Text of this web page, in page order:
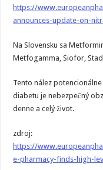
https://
announces-update-on-
Na Slovensku sa
Metfogamma, Siofor,
Tento nález
diabetu je nebezpečný
denne a celý život.
zdroj:
https://
e-pharmacy-finds-high-